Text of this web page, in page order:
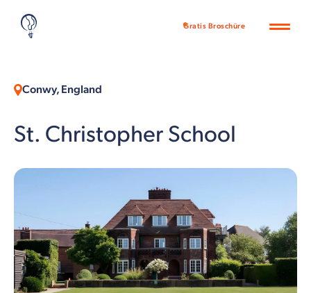
Gratis Broschüre
Conwy, England
St. Christopher School